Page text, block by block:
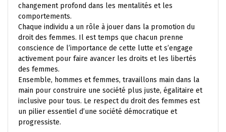
changement profond dans les mentalités et les
comportements.
Chaque individu a un rôle à jouer dans la promotion du
droit des femmes. Il est temps que chacun prenne
conscience de l’importance de cette lutte et s’engage
activement pour faire avancer les droits et les libertés
des femmes.
Ensemble, hommes et femmes, travaillons main dans la
main pour construire une société plus juste, égalitaire et
inclusive pour tous. Le respect du droit des femmes est
un pilier essentiel d’une société démocratique et
progressiste.